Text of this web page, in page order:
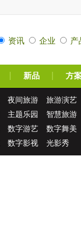
资讯 企业
新品 方
夜间旅游
旅游演艺
主题乐园
智慧旅游
数字游艺
数字舞美
数字影视 光影秀